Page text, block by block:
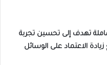
تهدف إلى تحسين تجربة
الاعتماد على الوسائل